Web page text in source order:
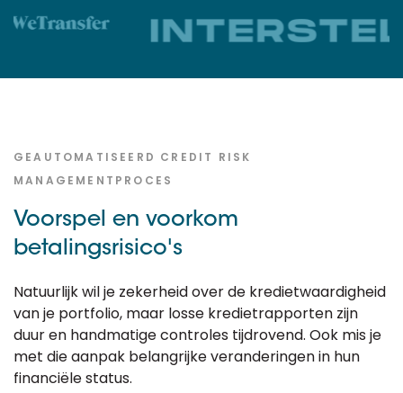
GEAUTOMATISEERD CREDIT RISK
MANAGEMENTPROCES
Voorspel en voorkom
betalingsrisico's
Natuurlijk wil je zekerheid over de kredietwaardigheid
van je portfolio, maar losse kredietrapporten zijn
duur en handmatige controles tijdrovend. Ook mis je
met die aanpak belangrijke veranderingen in hun
financiële status.